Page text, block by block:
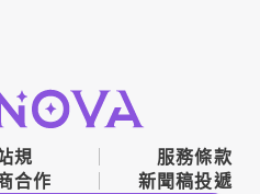
規
服務條款
合作 新聞稿投遞